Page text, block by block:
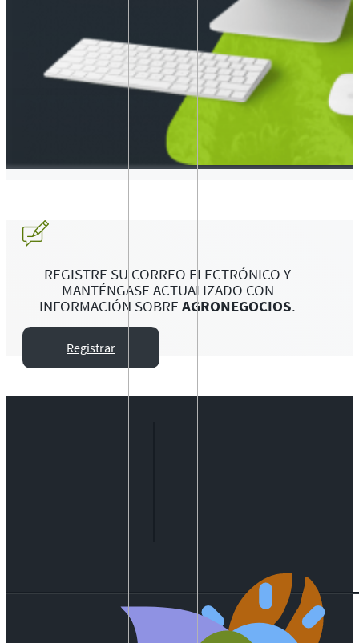
REGISTRE SU CORREO ELECTRÓNICO Y
MANTÉNGASE ACTUALIZADO CON
INFORMACIÓN SOBRE AGRONEGOCIOS.
Registrar